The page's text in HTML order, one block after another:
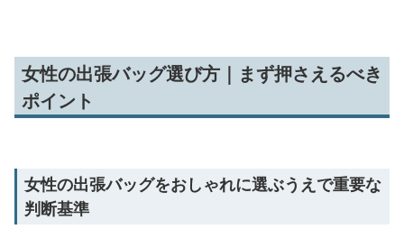
女性の出張バッグ選び方｜まず押さえるべき
ポイント
女性の出張バッグをおしゃれに選ぶうえで重要な
判断基準